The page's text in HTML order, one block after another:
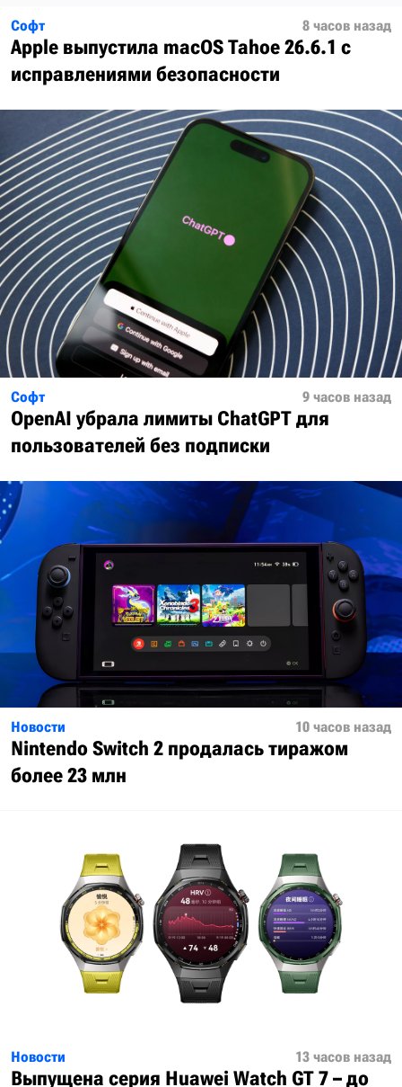
Софт 8 часов назад
Apple выпустила macOS Tahoe 26.6.1 с
исправлениями безопасности
Софт 9 часов назад
OpenAI убрала лимиты ChatGPT для
пользователей без подписки
Новости 10 часов назад
Nintendo Switch 2 продалась тиражом
более 23 млн
Новости 13 часов назад
Выпущена серия Huawei Watch GT 7 – до